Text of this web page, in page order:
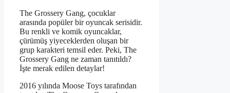
The Grossery Gang, çocuklar
arasında popüler bir oyuncak serisidir.
Bu renkli ve komik oyuncaklar,
çürümüş yiyeceklerden oluşan bir
grup karakteri temsil eder. Peki, The
Grossery Gang ne zaman tanıtıldı?
İşte merak edilen detaylar!
2016 yılında Moose Toys tarafından